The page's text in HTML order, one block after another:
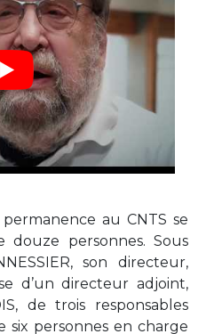
au CNTS se
douze personnes. Sous
son directeur,
d’un directeur adjoint,
de trois responsables
six personnes en charge